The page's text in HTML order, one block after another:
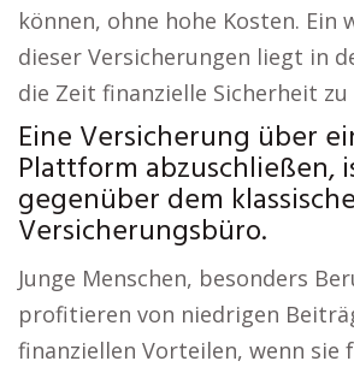
können, ohne hohe Kosten. Ein
dieser Versicherungen liegt in
die Zeit finanzielle Sicherheit zu
Eine Versicherung über
Plattform abzuschließen,
gegenüber dem
Versicherungsbüro.
Junge Menschen, besonders
profitieren von niedrigen
finanziellen Vorteilen, wenn sie